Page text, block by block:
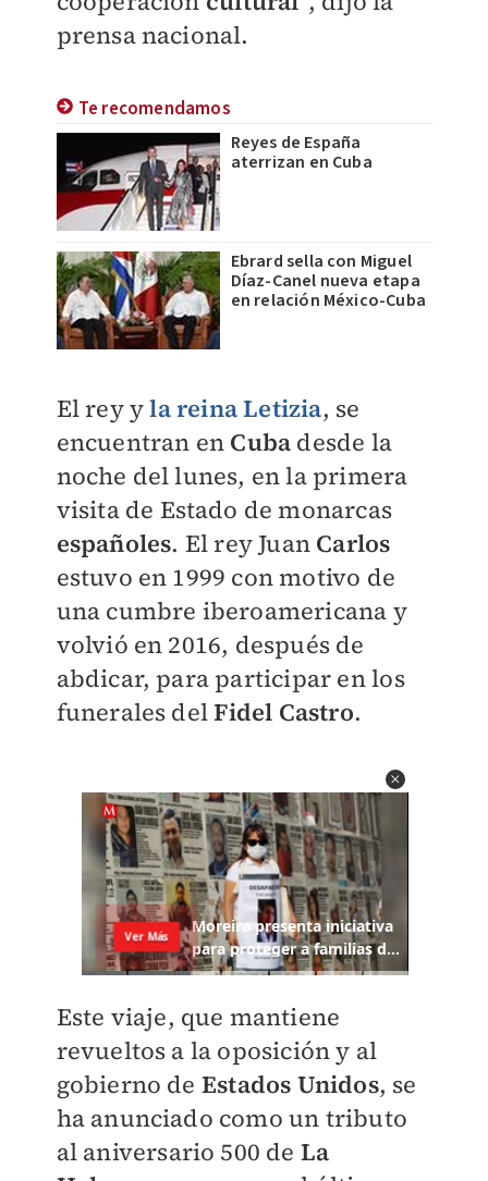
prensa nacional.
Te recomendamos
Reyes de España
aterrizan en Cuba
Ebrard sella con Miguel
Díaz-Canel nueva etapa
en relación México-Cuba
El rey ylareina Letizia, se
encuentran en Cuba desde la
noche del lunes, en la primera
visita de Estado de monarcas
españoles. El rey Juan Carlos
estuvo en 1999 con motivo de
una cumbre iberoamericana y
volvió en 2016, después de
abdicar, para participar en los
funerales delFidel Castro.
Este viaje, que mantiene
revueltos a la oposición y al
gobierno de Estados Unidos, se
ha anunciado como un tributo
al aniversario 500 de La